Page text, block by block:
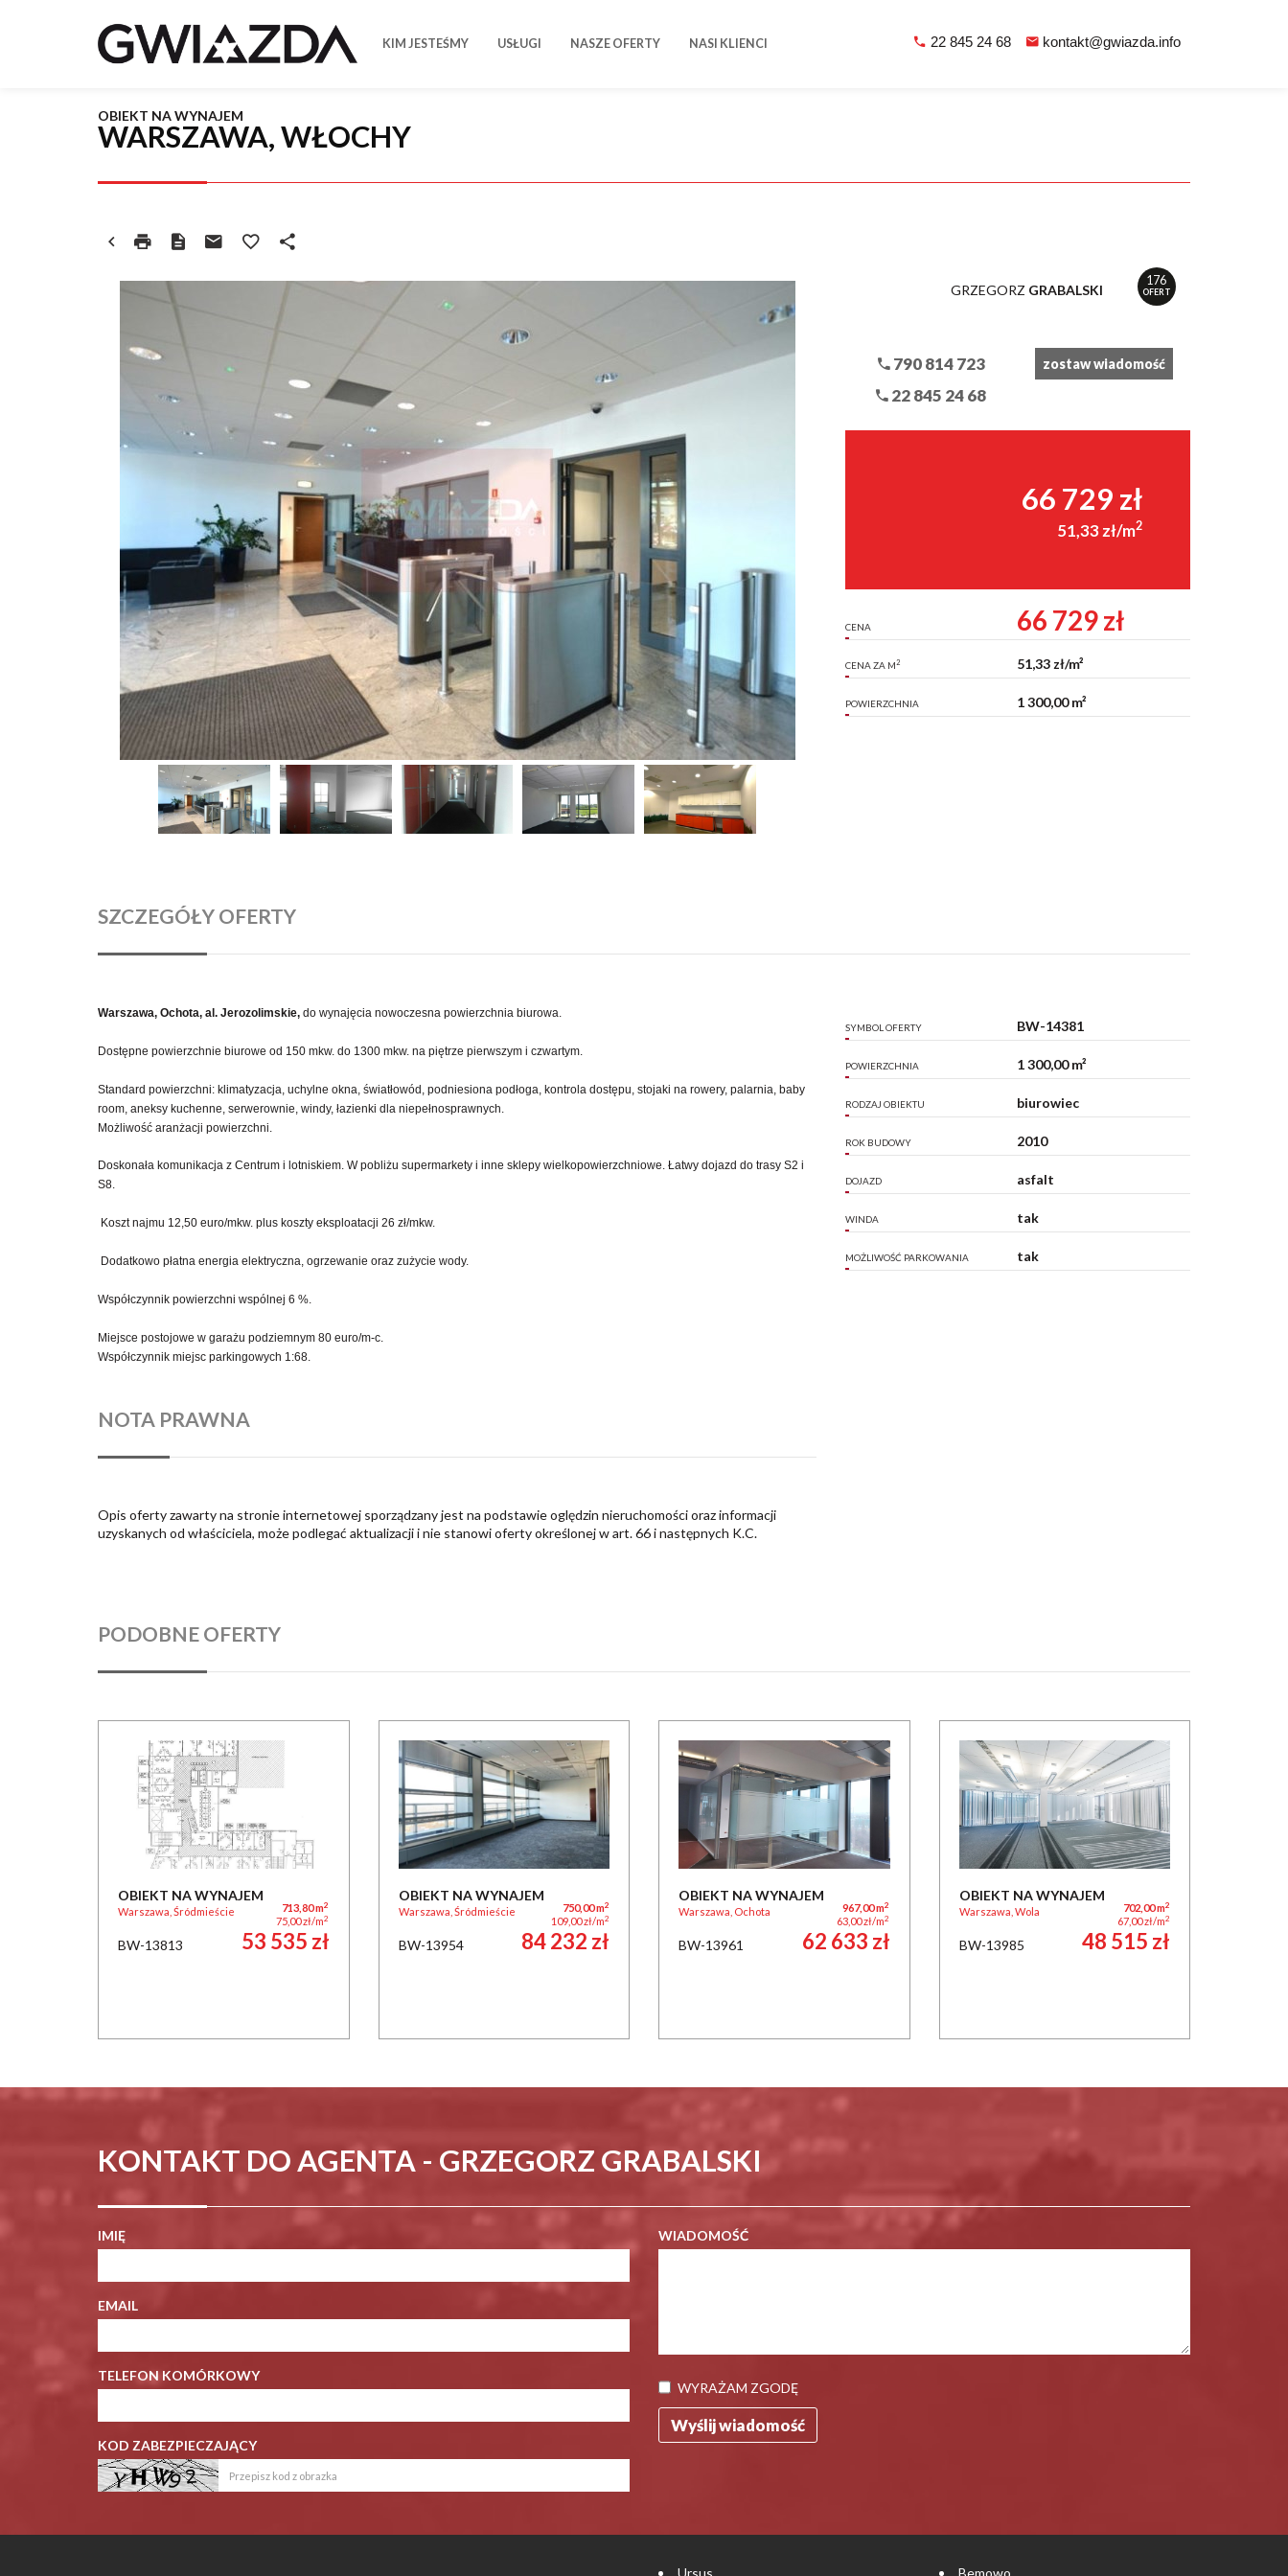
KIM JESTEŚMY USŁUGI NASZE OFERTY NASI KLIENCI 22 845 24 68 kontakt@gwiazda.info
WARSZAWA, WŁOCHY
OBIEKT NA WYNAJEM
176
OFERT
GRZEGORZ GRABALSKI
790 814 723
22 845 24 68
zostaw wiadomość
66 729 zł
51,33 zł/m2
CENA 66 729 zł
CENA ZA M2 51,33 zł/m²
POWIERZCHNIA 1 300,00 m²
SZCZEGÓŁY OFERTY
Warszawa, Ochota, al. Jerozolimskie, do wynajęcia nowoczesna powierzchnia biurowa.
Dostępne powierzchnie biurowe od 150 mkw. do 1300 mkw. na piętrze pierwszym i czwartym.
Standard powierzchni: klimatyzacja, uchylne okna, światłowód, podniesiona podłoga, kontrola dostępu, stojaki na rowery, palarnia, baby
room, aneksy kuchenne, serwerownie, windy, łazienki dla niepełnosprawnych.
Możliwość aranżacji powierzchni.
Doskonała komunikacja z Centrum i lotniskiem. W pobliżu supermarkety i inne sklepy wielkopowierzchniowe. Łatwy dojazd do trasy S2 i
S8.
Koszt najmu 12,50 euro/mkw. plus koszty eksploatacji 26 zł/mkw.
Dodatkowo płatna energia elektryczna, ogrzewanie oraz zużycie wody.
Współczynnik powierzchni wspólnej 6 %.
Miejsce postojowe w garażu podziemnym 80 euro/m-c.
Współczynnik miejsc parkingowych 1:68.
NOTA PRAWNA
Opis oferty zawarty na stronie internetowej sporządzany jest na podstawie oględzin nieruchomości oraz informacji
uzyskanych od właściciela, może podlegać aktualizacji i nie stanowi oferty określonej w art. 66 i następnych K.C.
SYMBOL OFERTY BW-14381
POWIERZCHNIA 1 300,00 m²
RODZAJ OBIEKTU biurowiec
ROK BUDOWY 2010
DOJAZD asfalt
WINDA tak
MOŻLIWOŚĆ PARKOWANIA tak
PODOBNE OFERTY
OBIEKT NA WYNAJEM
Warszawa, Śródmieście 713,80 m2
75,00 zł/m2
BW-13813 53 535 zł
OBIEKT NA WYNAJEM
Warszawa, Śródmieście 750,00 m2
109,00 zł/m2
BW-13954 84 232 zł
OBIEKT NA WYNAJEM
Warszawa, Ochota 967,00 m2
63,00 zł/m2
BW-13961 62 633 zł
OBIEKT NA WYNAJEM
Warszawa, Wola 702,00 m2
67,00 zł/m2
BW-13985 48 515 zł
KONTAKT DO AGENTA - GRZEGORZ GRABALSKI
IMIĘ
EMAIL
TELEFON KOMÓRKOWY
KOD ZABEZPIECZAJĄCY
WIADOMOŚĆ
WYRAŻAM ZGODĘ